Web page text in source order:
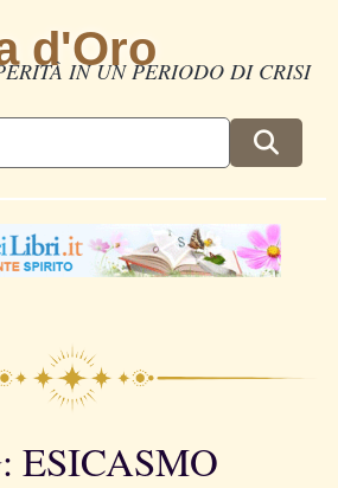
d'Oro
IN UN PERIODO DI CRISI
ESICASMO